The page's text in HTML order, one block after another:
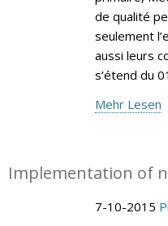
de qualité
seulement
aussi leurs
s’étend du
Mehr Lesen
Implementation of
7-10-2015